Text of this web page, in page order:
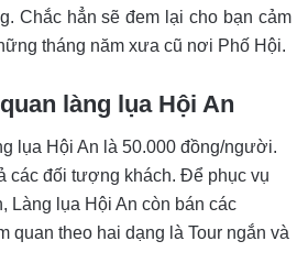
Chắc hẳn sẽ đem lại cho bạn cảm
tháng năm xưa cũ nơi Phố Hội.
làng lụa Hội An
lụa Hội An là 50.000 đồng/người.
các đối tượng khách. Để phục vụ
Làng lụa Hội An còn bán các
quan theo hai dạng là Tour ngắn và